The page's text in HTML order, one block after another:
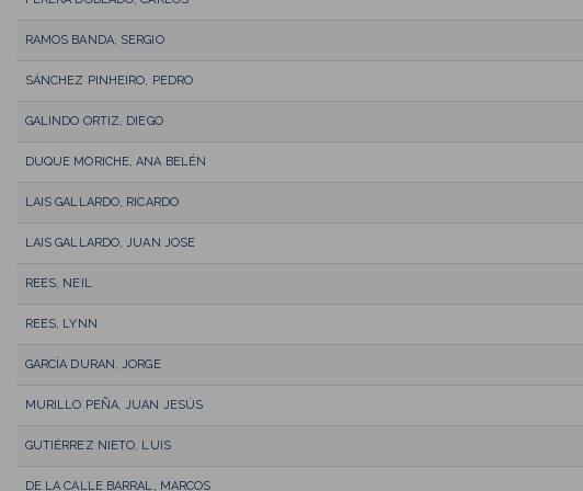
RAMOS BANDA, SERGIO
SÁNCHEZ PINHEIRO, PEDRO
GALINDO ORTIZ, DIEGO
DUQUE MORICHE, ANA BELÉN
LAIS GALLARDO, RICARDO
LAIS GALLARDO, JUAN JOSE
REES, NEIL
REES, LYNN
GARCÍA DURAN, JORGE
MURILLO PEÑA, JUAN JESÚS
GUTIÉRREZ NIETO, LUIS
DE LA CALLE BARRAL, MARCOS